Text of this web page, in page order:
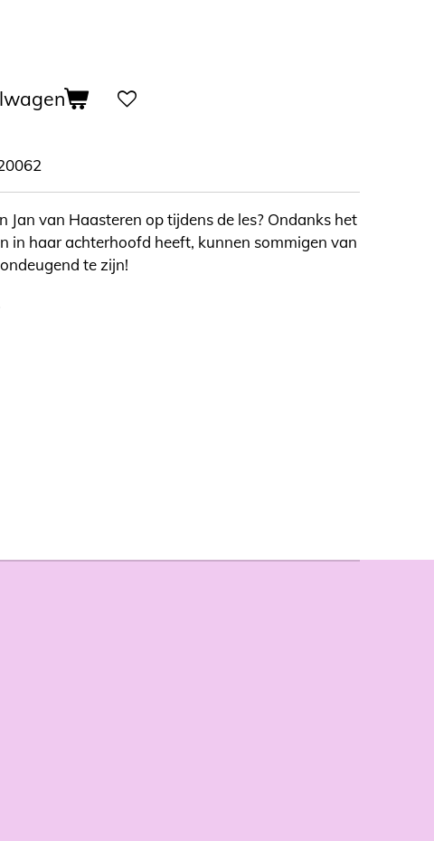
Jan van Haasteren op tijdens de les? Ondanks het
in haar achterhoofd heeft, kunnen sommigen van
te zijn!